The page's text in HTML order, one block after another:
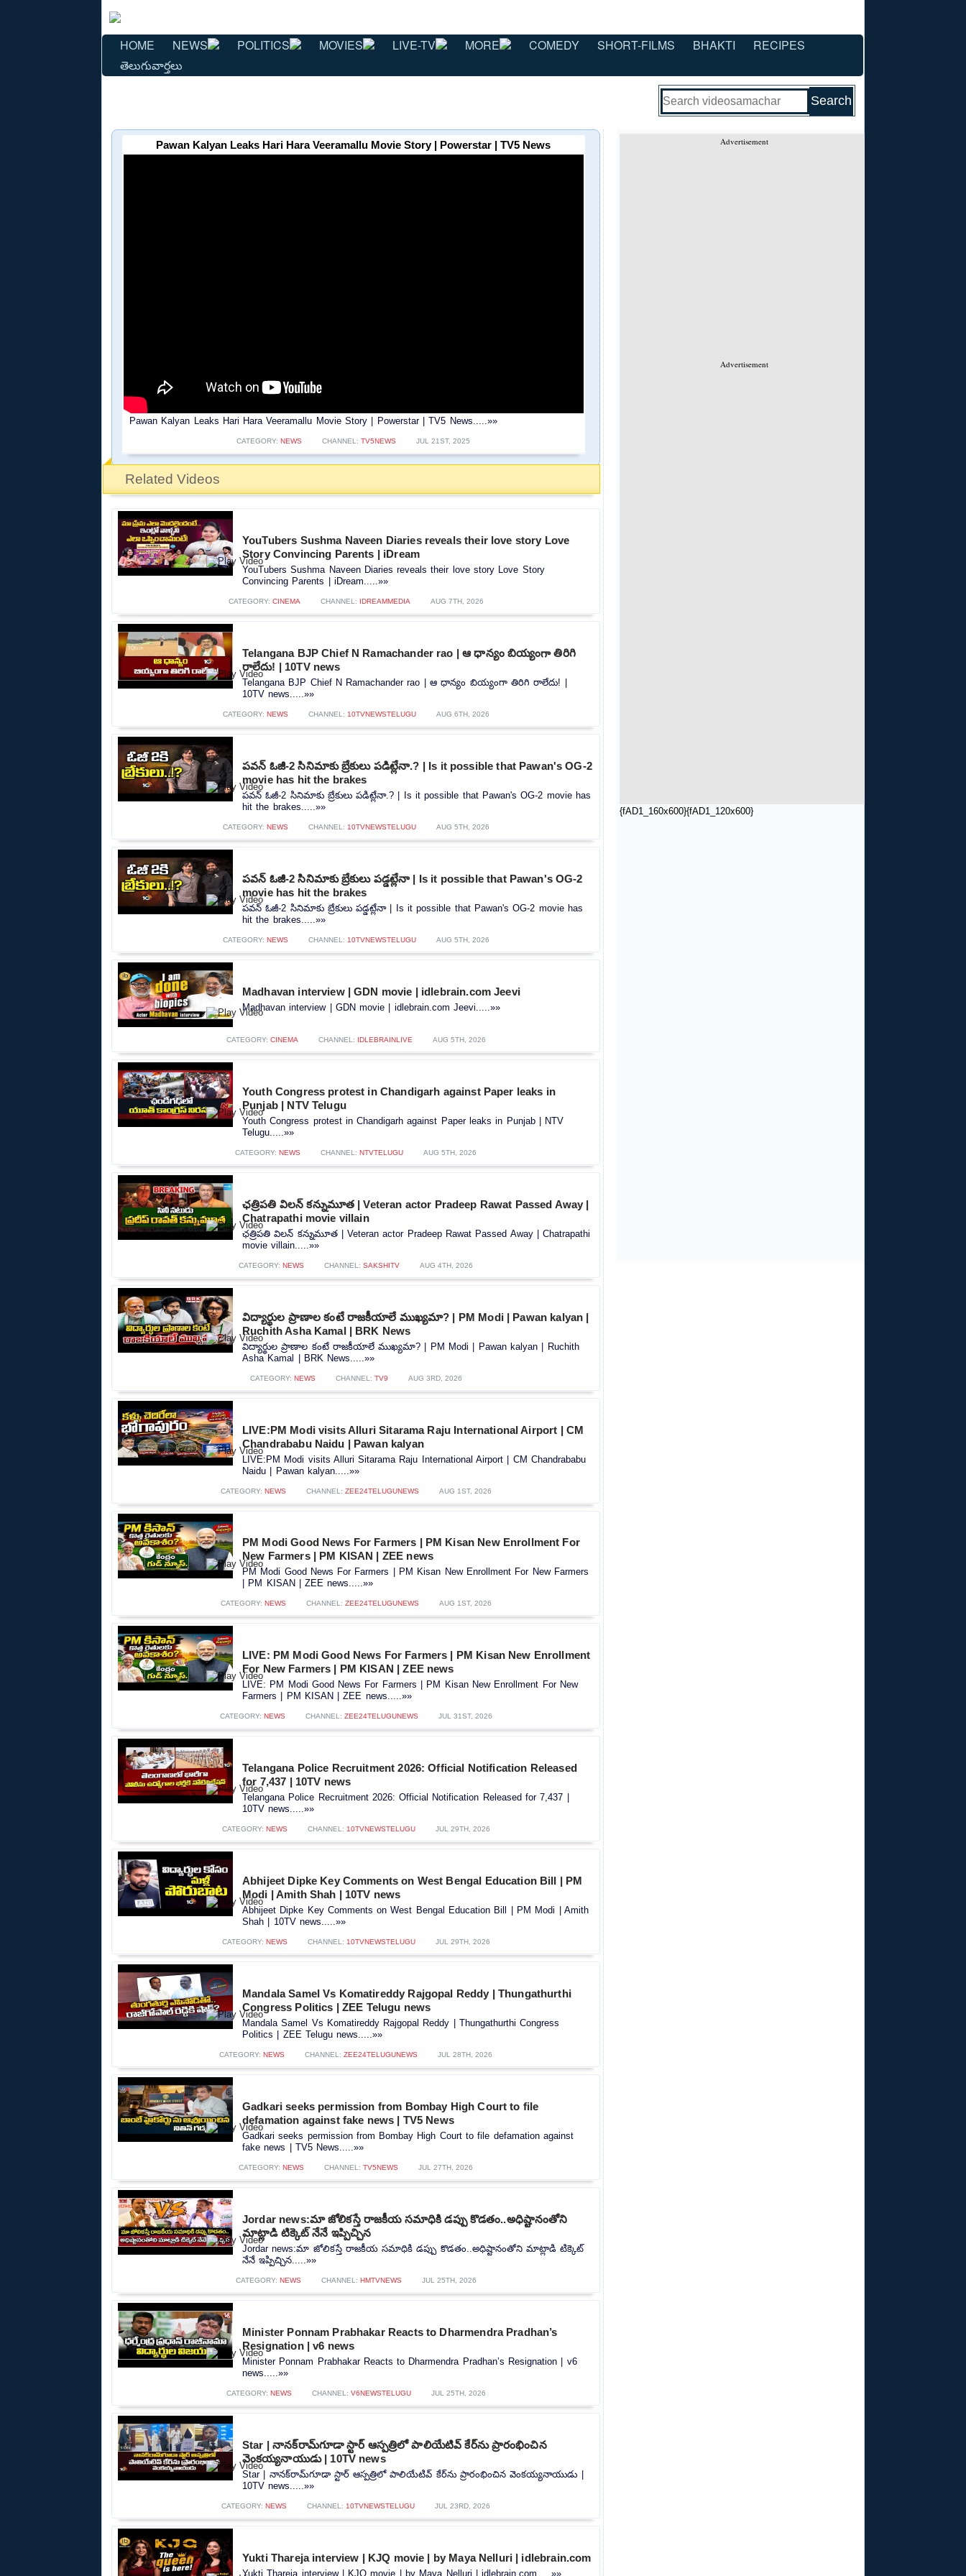
HOME NEWS POLITICS MOVIES LIVE-TV MORE COMEDY SHORT-FILMS BHAKTI
RECIPES
తెలుగువార్తలు
Advertisement
Advertisement
{fAD1_160x600}{fAD1_120x600}
Pawan Kalyan Leaks Hari Hara Veeramallu Movie Story | Powerstar | TV5 News
Pawan Kalyan Leaks Hari Hara Veeramallu Movie Story | Powerstar | TV5 News.....»»
CATEGORY: NEWS CHANNEL:TV5NEWS JUL 21ST, 2025
Related Videos
YouTubers Sushma Naveen Diaries reveals their love story Love
Story Convincing Parents | iDream
YouTubers Sushma Naveen Diaries reveals their love story Love Story
Convincing Parents | iDream.....»»
CATEGORY: CINEMA CHANNEL: IDREAMMEDIA AUG 7TH, 2026
Telangana BJP Chief N Ramachander rao | ఆ ధాన్యం బియ్యంగా తిరిగి
రాలేదు! | 10TV news
Telangana BJP Chief N Ramachander rao | ఆ ధాన్యం బియ్యంగా తిరిగి రాలేదు! |
10TV news.....»»
CATEGORY: NEWS CHANNEL: 10TVNEWSTELUGU AUG 6TH, 2026
పవన్ ఓజీ-2 సినిమాకు బ్రేకులు పడిట్లేనా.? | Is it possible that Pawan's OG-2
movie has hit the brakes
పవన్ ఓజీ-2 సినిమాకు బ్రేకులు పడిట్లేనా.? | Is it possible that Pawan's OG-2 movie has
hit the brakes.....»»
CATEGORY: NEWS CHANNEL: 10TVNEWSTELUGU AUG 5TH, 2026
పవన్ ఓజీ-2 సినిమాకు బ్రేకులు పడ్డట్లేనా | Is it possible that Pawan's OG-2
movie has hit the brakes
పవన్ ఓజీ-2 సినిమాకు బ్రేకులు పడ్డట్లేనా | Is it possible that Pawan's OG-2 movie has
hit the brakes.....»»
CATEGORY: NEWS CHANNEL: 10TVNEWSTELUGU AUG 5TH, 2026
Madhavan interview | GDN movie | idlebrain.com Jeevi
Madhavan interview | GDN movie | idlebrain.com Jeevi.....»»
CATEGORY: CINEMA CHANNEL: IDLEBRAINLIVE AUG 5TH, 2026
Youth Congress protest in Chandigarh against Paper leaks in
Punjab | NTV Telugu
Youth Congress protest in Chandigarh against Paper leaks in Punjab | NTV
Telugu.....»»
CATEGORY: NEWS CHANNEL: NTVTELUGU AUG 5TH, 2026
ఛత్రిపతి విలన్ కన్నుమూత | Veteran actor Pradeep Rawat Passed Away |
Chatrapathi movie villain
ఛత్రిపతి విలన్ కన్నుమూత | Veteran actor Pradeep Rawat Passed Away | Chatrapathi
movie villain.....»»
CATEGORY: NEWS CHANNEL: SAKSHITV AUG 4TH, 2026
విద్యార్థుల ప్రాణాల కంటే రాజకీయాలే ముఖ్యమా? | PM Modi | Pawan kalyan |
Ruchith Asha Kamal | BRK News
విద్యార్థుల ప్రాణాల కంటే రాజకీయాలే ముఖ్యమా? | PM Modi | Pawan kalyan | Ruchith
Asha Kamal | BRK News.....»»
CATEGORY: NEWS CHANNEL: TV9 AUG 3RD, 2026
LIVE:PM Modi visits Alluri Sitarama Raju International Airport | CM
Chandrababu Naidu | Pawan kalyan
LIVE:PM Modi visits Alluri Sitarama Raju International Airport | CM Chandrababu
Naidu | Pawan kalyan.....»»
CATEGORY: NEWS CHANNEL: ZEE24TELUGUNEWS AUG 1ST, 2026
PM Modi Good News For Farmers | PM Kisan New Enrollment For
New Farmers | PM KISAN | ZEE news
PM Modi Good News For Farmers | PM Kisan New Enrollment For New Farmers
| PM KISAN | ZEE news.....»»
CATEGORY: NEWS CHANNEL: ZEE24TELUGUNEWS AUG 1ST, 2026
LIVE: PM Modi Good News For Farmers | PM Kisan New Enrollment
For New Farmers | PM KISAN | ZEE news
LIVE: PM Modi Good News For Farmers | PM Kisan New Enrollment For New
Farmers | PM KISAN | ZEE news.....»»
CATEGORY: NEWS CHANNEL: ZEE24TELUGUNEWS JUL 31ST, 2026
Telangana Police Recruitment 2026: Official Notification Released
for 7,437 | 10TV news
Telangana Police Recruitment 2026: Official Notification Released for 7,437 |
10TV news.....»»
CATEGORY: NEWS CHANNEL: 10TVNEWSTELUGU JUL 29TH, 2026
Abhijeet Dipke Key Comments on West Bengal Education Bill | PM
Modi | Amith Shah | 10TV news
Abhijeet Dipke Key Comments on West Bengal Education Bill | PM Modi | Amith
Shah | 10TV news.....»»
CATEGORY: NEWS CHANNEL: 10TVNEWSTELUGU JUL 29TH, 2026
Mandala Samel Vs Komatireddy Rajgopal Reddy | Thungathurthi
Congress Politics | ZEE Telugu news
Mandala Samel Vs Komatireddy Rajgopal Reddy | Thungathurthi Congress
Politics | ZEE Telugu news.....»»
CATEGORY: NEWS CHANNEL: ZEE24TELUGUNEWS JUL 28TH, 2026
Gadkari seeks permission from Bombay High Court to file
defamation against fake news | TV5 News
Gadkari seeks permission from Bombay High Court to file defamation against
fake news | TV5 News.....»»
CATEGORY: NEWS CHANNEL: TV5NEWS JUL 27TH, 2026
Jordar news:మా జోలికస్తే రాజకీయ సమాధికి డప్పు కొడతం..అధిష్టానంతోని
మాట్లాడి టిక్కెట్ నేనే ఇప్పిచ్చిన
Jordar news:మా జోలికస్తే రాజకీయ సమాధికి డప్పు కొడతం..అధిష్టానంతోని మాట్లాడి టిక్కెట్
నేనే ఇప్పిచ్చిన.....»»
CATEGORY: NEWS CHANNEL: HMTVNEWS JUL 25TH, 2026
Minister Ponnam Prabhakar Reacts to Dharmendra Pradhan’s
Resignation | v6 news
Minister Ponnam Prabhakar Reacts to Dharmendra Pradhan’s Resignation | v6
news.....»»
CATEGORY: NEWS CHANNEL: V6NEWSTELUGU JUL 25TH, 2026
Star | నానక్‌రామ్‌గూడా స్టార్ ఆస్పత్రిలో పాలియేటివ్ కేర్‌ను ప్రారంభించిన
వెంకయ్యనాయుడు | 10TV news
Star | నానక్‌రామ్‌గూడా స్టార్ ఆస్పత్రిలో పాలియేటివ్ కేర్‌ను ప్రారంభించిన వెంకయ్యనాయుడు |
10TV news.....»»
CATEGORY: NEWS CHANNEL: 10TVNEWSTELUGU JUL 23RD, 2026
Yukti Thareja interview | KJQ movie | by Maya Nelluri | idlebrain.com
Yukti Thareja interview | KJQ movie | by Maya Nelluri | idlebrain.com.....»»